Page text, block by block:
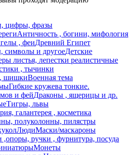
цифры, фразы
Античность , богини, мифология
, феиДревний Египет
символы и другоеДетские
листья, лепестки реалистичные
, тычинки
шишкиВоенная тема
Гибкие кружева тонкие.
и фейДраконы , ящерицы и др.
Тигры, львы
галантерея , косметика
полуколонны, пилястры
ЛюдиМаски/маскароны
ручки , фурнитура, посуда
Монеты